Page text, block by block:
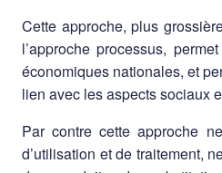
Cette approche, plus
l’approche processus,
économiques nationales, et
lien avec les aspects sociaux
Par contre cette approche
d’utilisation et de traitement,